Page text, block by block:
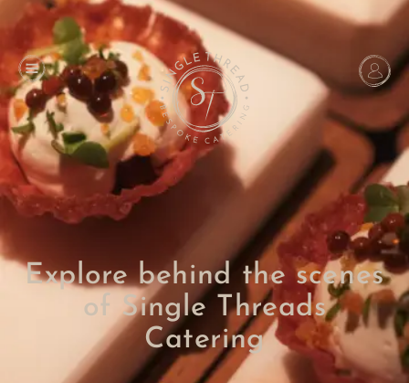
Explore behind the scenes
of Single Threads
Catering